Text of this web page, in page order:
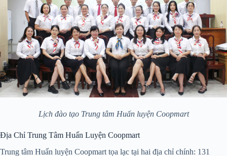
Lịch đào tạo Trung tâm Huấn luyện Coopmart
Địa Chỉ Trung Tâm Huấn Luyện Coopmart
Trung tâm Huấn luyện Coopmart tọa lạc tại hai địa chỉ chính: 131